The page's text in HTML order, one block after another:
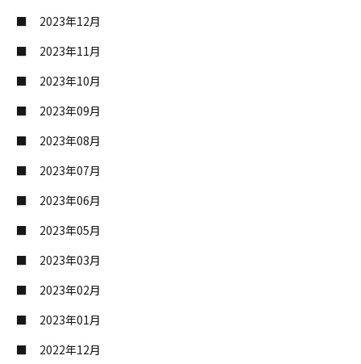
2023年12月
2023年11月
2023年10月
2023年09月
2023年08月
2023年07月
2023年06月
2023年05月
2023年03月
2023年02月
2023年01月
2022年12月